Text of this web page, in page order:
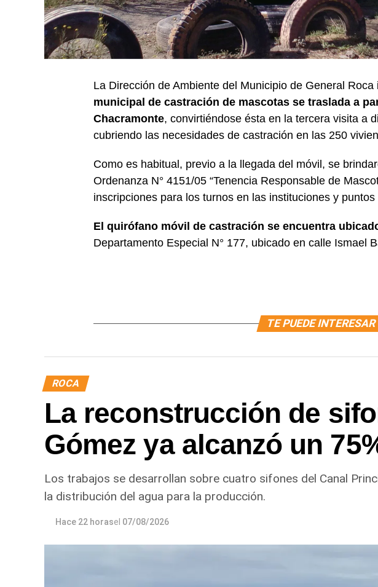
La Dirección de Ambiente del Municipio de General Roca
municipal de castración de mascotas se traslada a
Chacramonte, convirtiéndose ésta en la tercera visita a
cubriendo las necesidades de castración en las 250
Como es habitual, previo a la llegada del móvil, se
Ordenanza N° 4151/05 “Tenencia Responsable de
inscripciones para los turnos en las instituciones y
El quirófano móvil de castración se encuentra
Departamento Especial N° 177, ubicado en calle Ismael
TE PUEDE INTERESAR
ROCA
La reconstrucción de
Gómez ya alcanzó un
Los trabajos se desarrollan sobre cuatro sifones del Canal
la distribución del agua para la producción.
Hace 22 horasel 07/08/2026